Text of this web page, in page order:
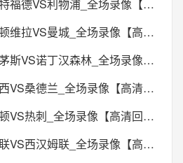
2026年05月24日 布伦特福德VS利物浦_全场录像【高清回放】
2026年05月24日 阿斯顿维拉VS曼城_全场录像【高清回放】
2026年05月24日 伯恩茅斯VS诺丁汉森林_全场录像【高清回放】
2026年05月24日 切尔西VS桑德兰_全场录像【高清回放】
2026年05月24日 埃弗顿VS热刺_全场录像【高清回放】
2026年05月24日 利兹联VS西汉姆联_全场录像【高清回放】